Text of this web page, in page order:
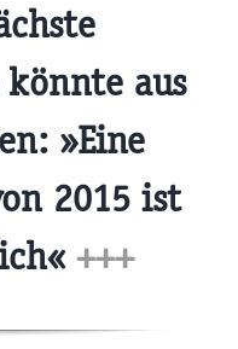
aus
»Eine
2015 ist
+++